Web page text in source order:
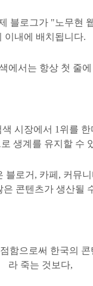
블로그가 "노무현
이내에 배치됩니다.
에서는 항상 첫 줄
시장에서 1위를
생계를 유지할 수
블로거, 카페 , 커뮤
은 콘텐츠가 생산될
함으로써 한국의
라 죽는 것보다,